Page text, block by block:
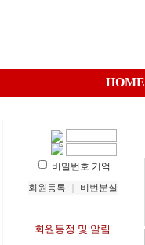
HOME
비밀번호 기억
회원등록
비번분실
회원동정 및 알림